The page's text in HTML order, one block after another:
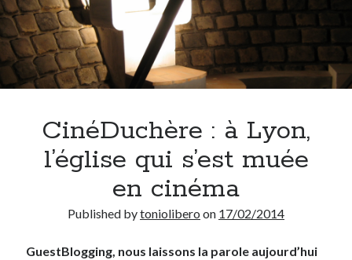
Derniers articles
Municipales 2026 : Lyon, Métropole et Caluire, mon choix pour l’avenir
Quel Lyonnais es-tu, Renaud Ducher ?
A quand une véritable place pour le vélo à Caluire dans la Métropole de
Lyon ?
Comment je vis ma vie sur un vélo
CinéDuchère : à Lyon,
l’église qui s’est muée
en cinéma
Published bytoniolibero on 17/02/2014
GuestBlogging, nous laissons la parole aujourd’hui